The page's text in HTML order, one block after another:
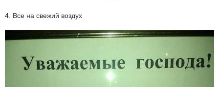
4. Все на свежий воздух